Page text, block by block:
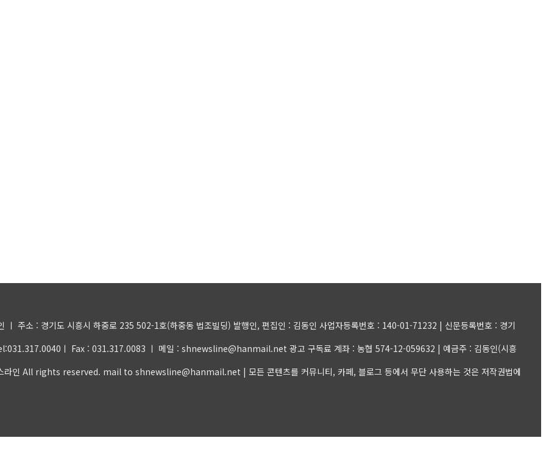
ㅣ 주소 : 경기도 시흥시 하중로 235 502-1호(하중동 법조빌딩) 발행인, 편집인 : 김동인 사업자등록번호 : 140-01-71232 | 신문등록번호 : 경기
ㅣ Fax : 031.317.0083 ㅣ 메일 : shnewsline@hanmail.net 광고 구독료 계좌 : 농협 574-12-059632 | 예금주 : 김동인(시흥
라인 All rights reserved. mail to shnewsline@hanmail.net | 모든 콘텐츠를 커뮤니티, 카페, 블로그 등에서 무단 사용하는 것은 저작권법에